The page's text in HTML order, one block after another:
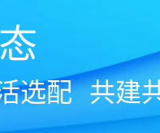
选配 共建